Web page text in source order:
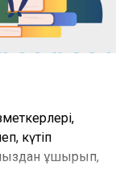
күтіп
ұшырып,